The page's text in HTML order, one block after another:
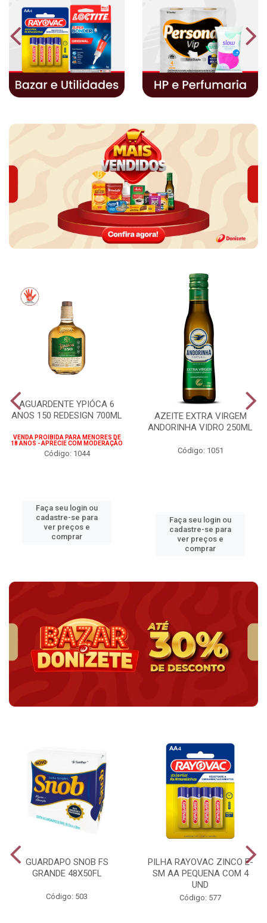
AGUARDENTE YPIÓCA 6
ANOS 150 REDESIGN 700ML
VENDA PROIBIDA PARA MENORES DE
18 ANOS - APRECIE COM MODERAÇÃO
Código: 1044
Faça seu login ou
cadastre-se para
ver preços e
comprar
AZEITE EXTRA VIRGEM
ANDORINHA VIDRO 250ML
Código: 1051
Faça seu login ou
cadastre-se para
ver preços e
comprar
GUARDAPO SNOB FS
GRANDE 48X50FL
Código: 503
PILHA RAYOVAC ZINCO E-
SM AA PEQUENA COM 4
UND
Código: 577